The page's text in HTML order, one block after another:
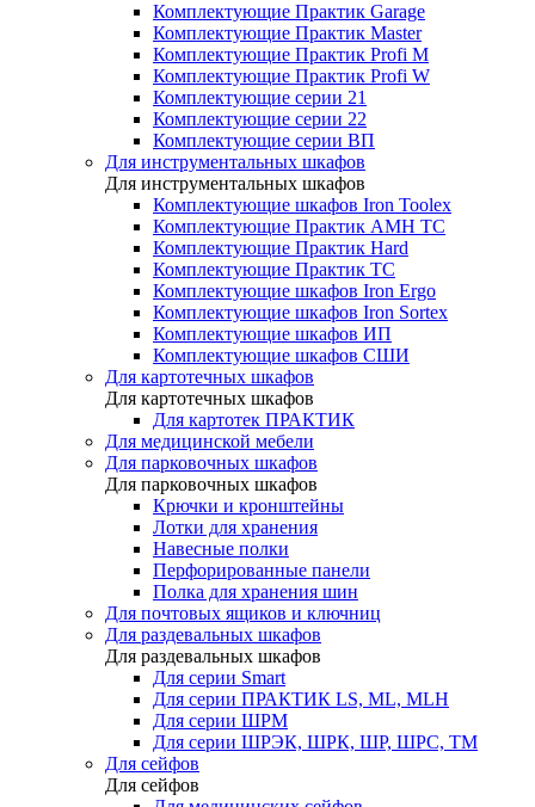
Комплектующие Практик Garage
Комплектующие Практик Master
Комплектующие Практик Profi M
Комплектующие Практик Profi W
Комплектующие серии 21
Комплектующие серии 22
Комплектующие серии ВП
Для инструментальных шкафов
Для инструментальных шкафов
Комплектующие шкафов Iron Toolex
Комплектующие Практик AMH ТС
Комплектующие Практик Hard
Комплектующие Практик ТС
Комплектующие шкафов Iron Ergo
Комплектующие шкафов Iron Sortex
Комплектующие шкафов ИП
Комплектующие шкафов СШИ
Для картотечных шкафов
Для картотечных шкафов
Для картотек ПРАКТИК
Для медицинской мебели
Для парковочных шкафов
Для парковочных шкафов
Крючки и кронштейны
Лотки для хранения
Навесные полки
Перфорированные панели
Полка для хранения шин
Для почтовых ящиков и ключниц
Для раздевальных шкафов
Для раздевальных шкафов
Для серии Smart
Для серии ПРАКТИК LS, ML, MLH
Для серии ШРМ
Для серии ШРЭК, ШРК, ШР, ШРС, ТМ
Для сейфов
Для сейфов